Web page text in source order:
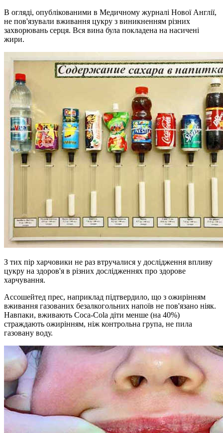
В огляді, опублікованими в Медичному журналі Нової Англії,
не пов'язували вживання цукру з виникненням різних
захворювань серця. Вся вина була покладена на насичені
жири.
З тих пір харчовики не раз втручалися у дослідження впливу
цукру на здоров'я в різних дослідженнях про здорове
харчування.
Ассошейтед прес, наприклад підтвердило, що з ожирінням
вживання газованих безалкогольних напоїв не пов'язано ніяк.
Навпаки, вживають Coca-Cola діти менше (на 40%)
страждають ожирінням, ніж контрольна група, не пила
газовану воду.